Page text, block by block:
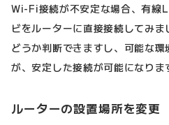
Wi-Fi接続が不安定な場合、有線
ビをルーターに直接接続してみ
どうか判断できますし、可能な
が、安定した接続が可能になりま
ルーターの設置場所を変更